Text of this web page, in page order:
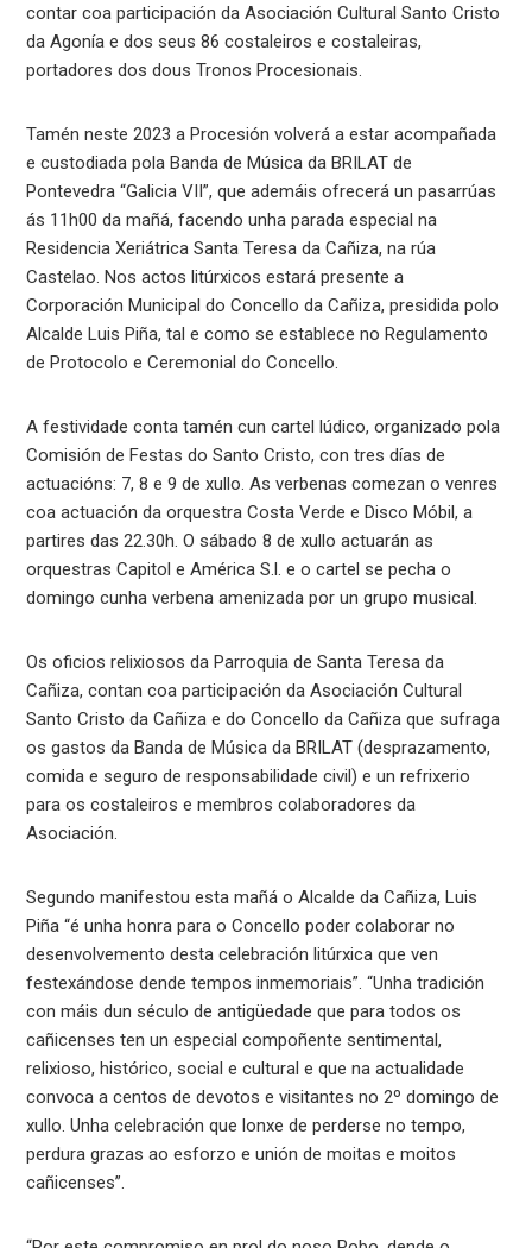
contar coa participación da Asociación Cultural Santo Cristo
da Agonía e dos seus 86 costaleiros e costaleiras,
portadores dos dous Tronos Procesionais.
Tamén neste 2023 a Procesión volverá a estar acompañada
e custodiada pola Banda de Música da BRILAT de
Pontevedra “Galicia VII”, que ademáis ofrecerá un pasarrúas
ás 11h00 da mañá, facendo unha parada especial na
Residencia Xeriátrica Santa Teresa da Cañiza, na rúa
Castelao. Nos actos litúrxicos estará presente a
Corporación Municipal do Concello da Cañiza, presidida polo
Alcalde Luis Piña, tal e como se establece no Regulamento
de Protocolo e Ceremonial do Concello.
A festividade conta tamén cun cartel lúdico, organizado pola
Comisión de Festas do Santo Cristo, con tres días de
actuacións: 7, 8 e 9 de xullo. As verbenas comezan o venres
coa actuación da orquestra Costa Verde e Disco Móbil, a
partires das 22.30h. O sábado 8 de xullo actuarán as
orquestras Capitol e América S.l. e o cartel se pecha o
domingo cunha verbena amenizada por un grupo musical.
Os oficios relixiosos da Parroquia de Santa Teresa da
Cañiza, contan coa participación da Asociación Cultural
Santo Cristo da Cañiza e do Concello da Cañiza que sufraga
os gastos da Banda de Música da BRILAT (desprazamento,
comida e seguro de responsabilidade civil) e un refrixerio
para os costaleiros e membros colaboradores da
Asociación.
Segundo manifestou esta mañá o Alcalde da Cañiza, Luis
Piña “é unha honra para o Concello poder colaborar no
desenvolvemento desta celebración litúrxica que ven
festexándose dende tempos inmemoriais”. “Unha tradición
con máis dun século de antigüedade que para todos os
cañicenses ten un especial compoñente sentimental,
relixioso, histórico, social e cultural e que na actualidade
convoca a centos de devotos e visitantes no 2º domingo de
xullo. Unha celebración que lonxe de perderse no tempo,
perdura grazas ao esforzo e unión de moitas e moitos
cañicenses”.